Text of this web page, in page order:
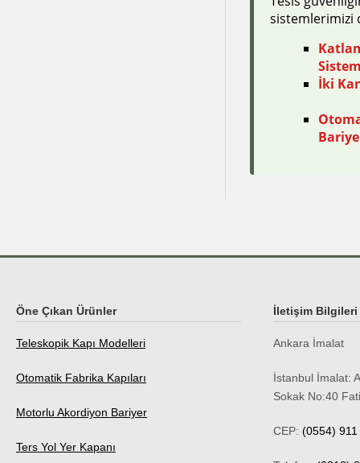
sistemlerimizi
İki
Öne Çıkan Ürünler
Teleskopik Kapı Modelleri
Otomatik Fabrika Kapıları
Motorlu Akordiyon Bariyer
Ters Yol Yer Kapanı
İletişim Bilgileri
Ankara İmalat
İstanbul İmalat:
Sokak No:40
CEP: (0554) 911